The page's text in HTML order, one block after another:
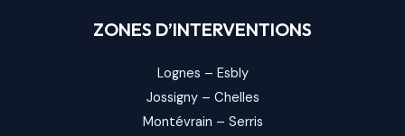
ZONES D’INTERVENTIONS
Lognes – Esbly
Jossigny– Chelles
Montévrain – Serris